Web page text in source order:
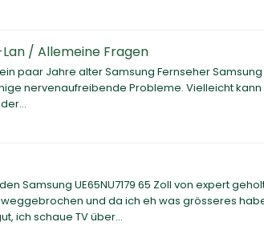
/ Allemeine Fragen
paar Jahre alter Samsung Fernseher
nervenaufreibende Probleme. Vielleicht
Samsung UE65NU7179 65 Zoll von expert
weggebrochen und da ich eh was grösseres
ich schaue TV über...